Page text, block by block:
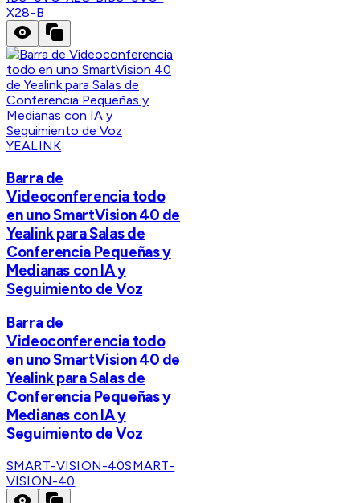
X28-B
YEALINK
Barra de
Videoconferencia todo
en uno SmartVision 40 de
Yealink para Salas de
Conferencia Pequeñas y
Medianas con IA y
Seguimiento de Voz
Barra de
Videoconferencia todo
en uno SmartVision 40 de
Yealink para Salas de
Conferencia Pequeñas y
Medianas con IA y
Seguimiento de Voz
SMART-VISION-40SMART-
VISION-40